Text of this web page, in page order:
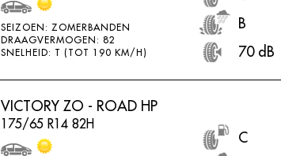
SEIZOEN: ZOMERBANDEN
DRAAGVERMOGEN: 82
SNELHEID: T (TOT 190 KM/H)
B
70 dB
VICTORY ZO - ROAD HP
175/65 R14 82H
C